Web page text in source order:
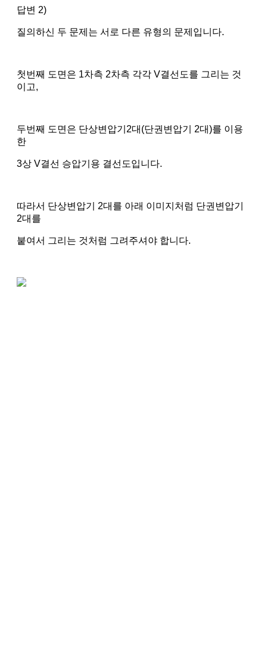
답변 2)
질의하신 두 문제는 서로 다른 유형의 문제입니다.
첫번째 도면은 1차측 2차측 각각 V결선도를 그리는 것
이고,
두번째 도면은 단상변압기2대(단권변압기 2대)를 이용
한
3상 V결선 승압기용 결선도입니다.
따라서 단상변압기 2대를 아래 이미지처럼 단권변압기
2대를
붙여서 그리는 것처럼 그려주셔야 합니다.